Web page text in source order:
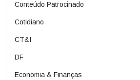
Conteúdo Patrocinado
Cotidiano
CT&I
DF
Economia & Finanças